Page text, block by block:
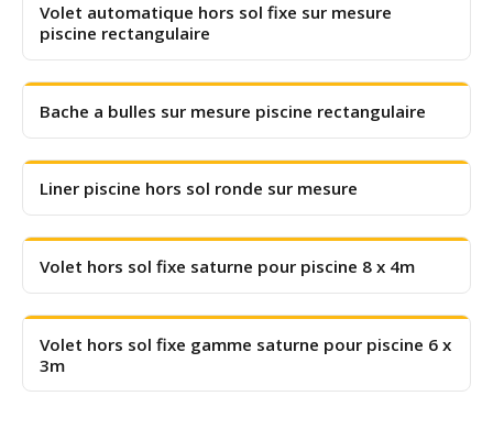
Volet automatique hors sol fixe sur mesure
piscine rectangulaire
Bache a bulles sur mesure piscine rectangulaire
Liner piscine hors sol ronde sur mesure
Volet hors sol fixe saturne pour piscine 8 x 4m
Volet hors sol fixe gamme saturne pour piscine 6 x
3m